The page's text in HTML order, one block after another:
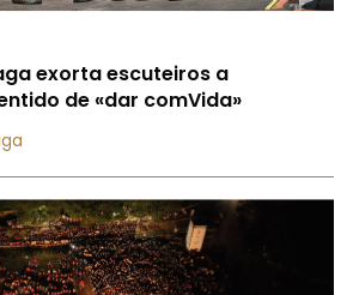
exorta escuteiros a
de «dar comVida»